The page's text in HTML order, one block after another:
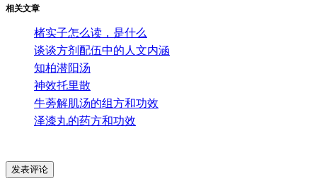
相关文章
楮实子怎么读，是什么
谈谈方剂配伍中的人文内涵
知柏潜阳汤
神效托里散
牛蒡解肌汤的组方和功效
泽漆丸的药方和功效